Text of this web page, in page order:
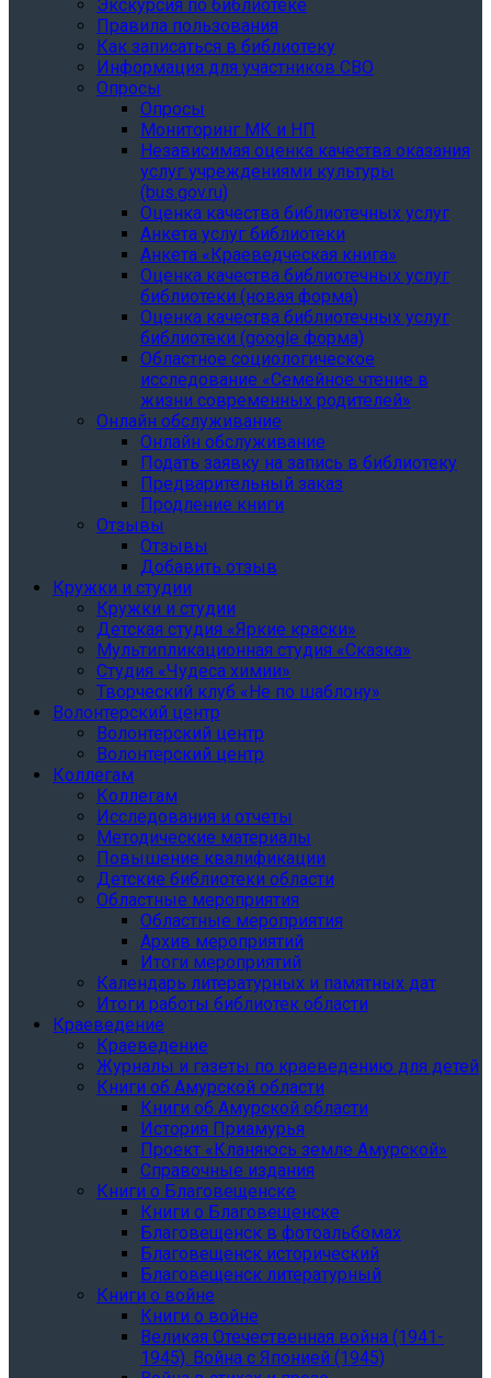
Экскурсия по библиотеке
Правила пользования
Как записаться в библиотеку
Информация для участников СВО
Опросы
Опросы
Мониторинг МК и НП
Независимая оценка качества оказания
услуг учреждениями культуры
(bus.gov.ru)
Оценка качества библиотечных услуг
Анкета услуг библиотеки
Анкета «Краеведческая книга»
Oценка качества библиотечных услуг
библиотеки (новая форма)
Oценка качества библиотечных услуг
библиотеки (google форма)
Областное социологическое
исследование «Семейное чтение в
жизни современных родителей»
Онлайн обслуживание
Онлайн обслуживание
Подать заявку на запись в библиотеку
Предварительный заказ
Продление книги
Отзывы
Отзывы
Добавить отзыв
Кружки и студии
Кружки и студии
Детская студия «Яркие краски»
Мультипликационная студия «Сказка»
Студия «Чудеса химии»
Творческий клуб «Не по шаблону»
Волонтерский центр
Волонтерский центр
Волонтерский центр
Коллегам
Коллегам
Исследования и отчеты
Методические материалы
Повышение квалификации
Детские библиотеки области
Областные мероприятия
Областные мероприятия
Архив мероприятий
Итоги мероприятий
Календарь литературных и памятных дат
Итоги работы библиотек области
Краеведение
Краеведение
Журналы и газеты по краеведению для детей
Книги об Амурской области
Книги об Амурской области
История Приамурья
Проект «Кланяюсь земле Амурской»
Справочные издания
Книги о Благовещенске
Книги о Благовещенске
Благовещенск в фотоальбомах
Благовещенск исторический
Благовещенск литературный
Книги о войне
Книги о войне
Великая Отечественная война (1941-
1945). Война с Японией (1945)